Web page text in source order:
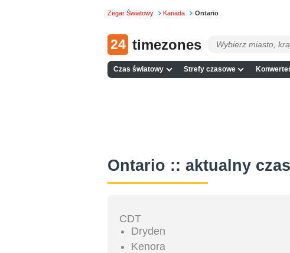
Zegar Światowy Kanada Ontario
24 timezones
Czas światowy Strefy czasowe
Ontario :: aktualny czas
CDT
Dryden
Kenora